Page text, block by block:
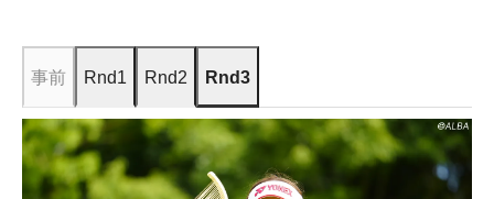
事前 Rnd1 Rnd2 Rnd3